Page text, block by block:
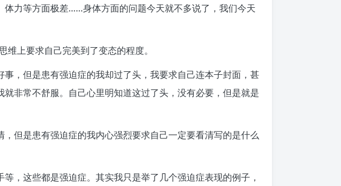
力等方面极差……身体方面的问题今天就不多说了，我们今天
维上要求自己完美到了变态的程度。
，但是患有强迫症的我却过了头，我要求自己连本子封面，甚
非常不舒服。自己心里明知道这过了头，没有必要，但是就是
但是患有强迫症的我内心强烈要求自己一定要看清写的是什么
，这些都是强迫症。其实我只是举了几个强迫症表现的例子，